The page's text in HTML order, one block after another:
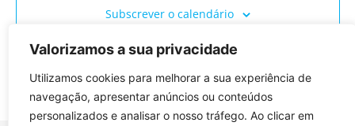
Valorizamos a sua privacidade
Utilizamos cookies para melhorar a sua experiência de
navegação, apresentar anúncios ou conteúdos
personalizados e analisar o nosso tráfego. Ao clicar em
Subscrever o calendário